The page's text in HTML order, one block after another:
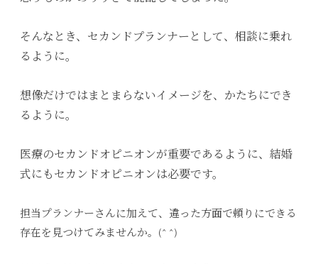
そんなとき、セカンドプランナーとして、相談に乗れ
るように。
想像だけではまとまらないイメージを、かたちにでき
るように。
医療のセカンドオピニオンが重要であるように、結婚
式にもセカンドオピニオンは必要です。
担当プランナーさんに加えて、違った方面で頼りにできる
存在を見つけてみませんか。(^ ^)